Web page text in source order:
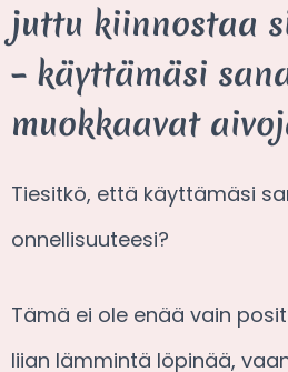
juttu kiinnostaa
– käyttämäsi
muokkaavat
Tiesitkö, että käyttämäsi
onnellisuuteesi?
Tämä ei ole enää vain
liian lämmintä löpinää,